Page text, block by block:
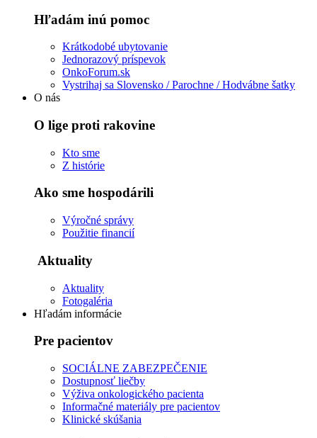
Hľadám inú pomoc
Krátkodobé ubytovanie
Jednorazový príspevok
OnkoForum.sk
Vystrihaj sa Slovensko / Parochne / Hodvábne šatky
O nás
O lige proti rakovine
Kto sme
Z histórie
Ako sme hospodárili
Výročné správy
Použitie financií
Aktuality
Aktuality
Fotogaléria
Hľadám informácie
Pre pacientov
SOCIÁLNE ZABEZPEČENIE
Dostupnosť liečby
Výživa onkologického pacienta
Informačné materiály pre pacientov
Klinické skúšania